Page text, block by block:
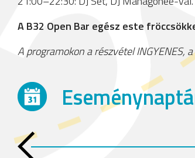
A B32 Open Bar egész este
A programokon a részvétel